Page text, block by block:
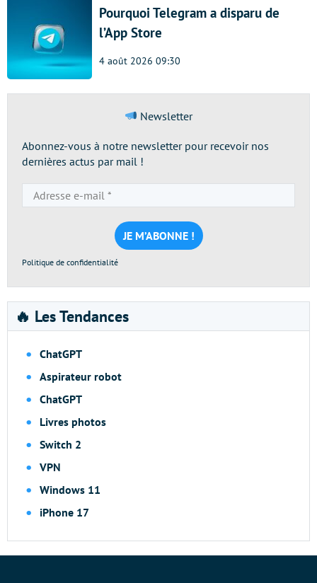
Pourquoi Telegram a disparu de
l’App Store
4 août 2026 09:30
Newsletter
Abonnez-vous à notre newsletter pour recevoir nos
dernières actus par mail !
e-
mail
*
Politique de confidentialité
🔥 Les Tendances
ChatGPT
Aspirateur robot
ChatGPT
Livres photos
Switch 2
VPN
Windows 11
iPhone 17